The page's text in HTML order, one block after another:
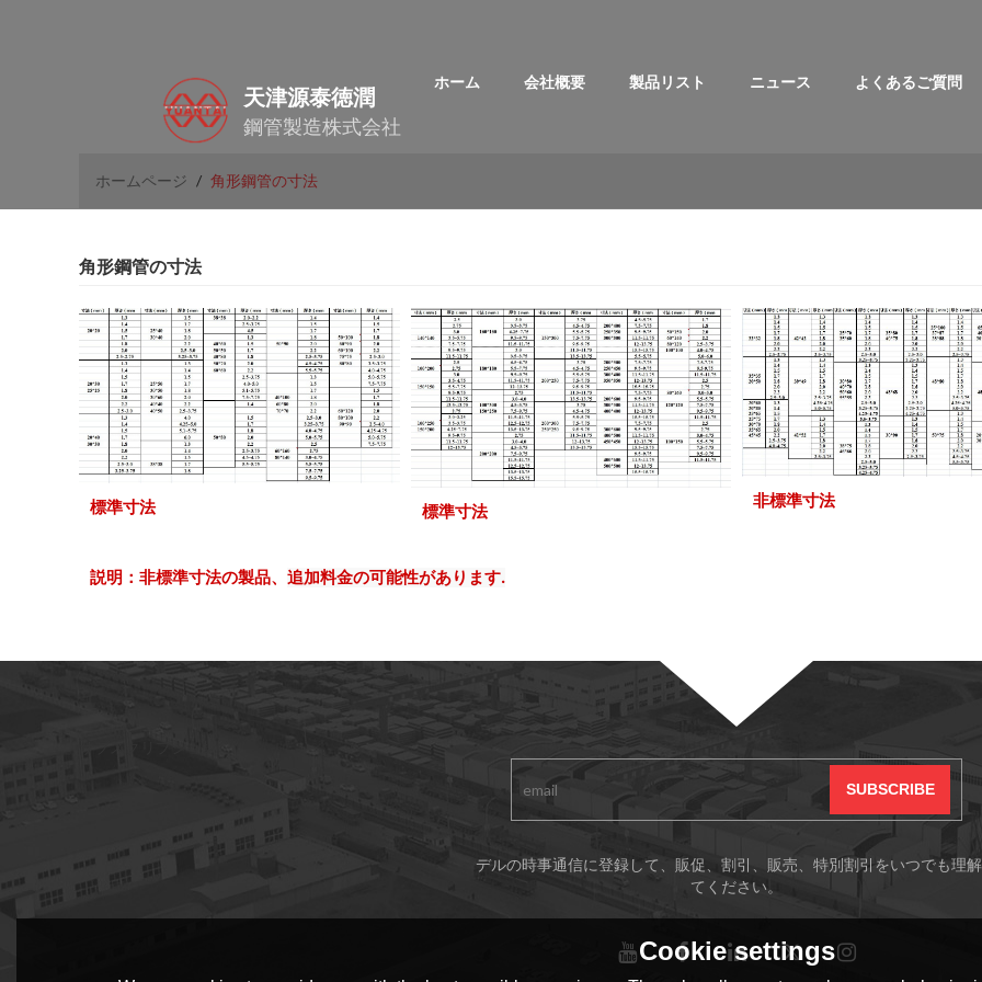
天津源泰徳潤
鋼管製造株式会社
ホーム 会社概要 製品リスト ニュース よくあるご質問
ホームページ / 角形鋼管の寸法
角形鋼管の寸法
標準寸法 標準寸法
非標準寸法
説明：非標準寸法の製品、 追加料金の可能性があります.
デルの時事通信に登録して、販促、割引、販売、特別割引をいつでも理
てください。
Cookie settings